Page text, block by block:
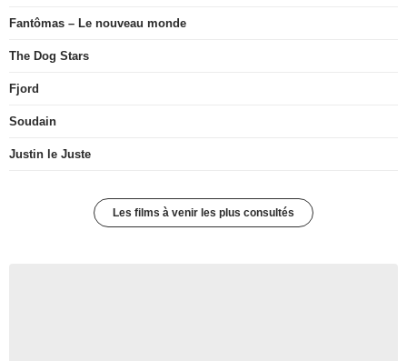
Fantômas – Le nouveau monde
The Dog Stars
Fjord
Soudain
Justin le Juste
Les films à venir les plus consultés